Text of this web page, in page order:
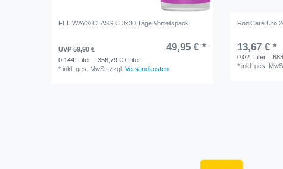
FELIWAY® CLASSIC 3x30 Tage Vorteilspack
UVP 59,90 € 49,95 € *
0.144 Liter
| 356,79 € / Liter
*inkl. ges. MwSt. zzgl.Versandkosten
RodiCare Uro
13,67 € *
0.02 Liter
|
*inkl. ges.